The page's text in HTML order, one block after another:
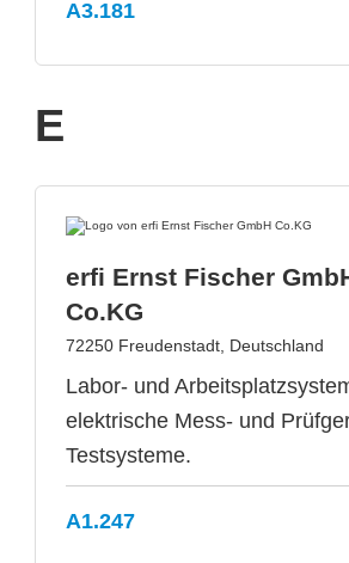
A3.181
E
erfi Ernst Fischer
Co.KG
72250 Freudenstadt, Deutschland
Labor- und
elektrische Mess- und
Testsysteme.
A1.247